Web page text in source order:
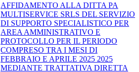
AFFIDAMENTO ALLA DITTA PA
MULTISERVICE SRLS DEL SERVIZIO
DI SUPPORTO SPECIALISTICO PER
AREA AMMINISTRATIVO E
PROTOCOLLO PER IL PERIODO
COMPRESO TRA I MESI DI
FEBBRAIO E APRILE 2025 2025
MEDIANTE TRATTATIVA DIRETTA